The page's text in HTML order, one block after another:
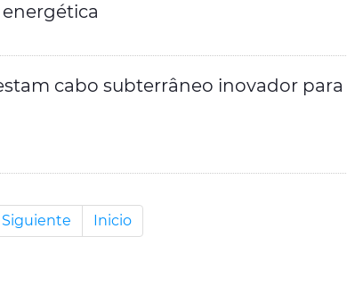
cabo subterrâneo inovador para
Siguiente Inicio